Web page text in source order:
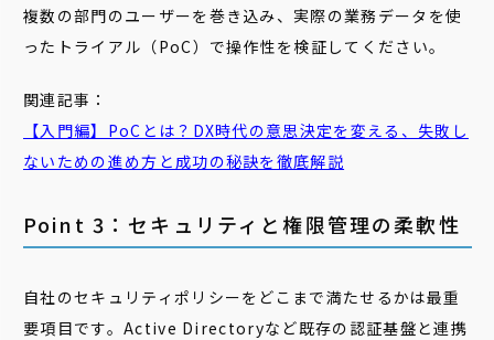
複数の部門のユーザーを巻き込み、実際の業務データを使
ったトライアル（PoC）で操作性を検証してください。
関連記事：
【入門編】PoCとは？DX時代の意思決定を変える、失敗し
ないための進め方と成功の秘訣を徹底解説
Point 3：セキュリティと権限管理の柔軟性
自社のセキュリティポリシーをどこまで満たせるかは最重
要項目です。Active Directoryなど既存の認証基盤と連携